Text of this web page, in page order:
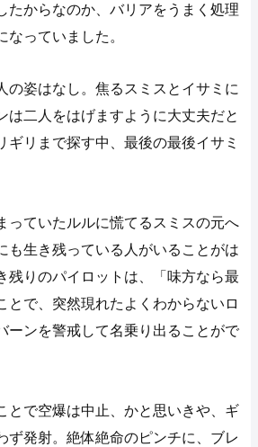
たからなのか、バリアをうまく処理
なっていました。
の姿はなし。焦るスミスとイサミに
は二人をはげますように大丈夫だと
ギリまで探す中、最後の最後イサミ
っていたルルに慌てるスミスの元へ
も生き残っている人がいることがは
残りのパイロットは、「味方なら最
とで、突然現れたよくわからないロ
ーンを警戒して名乗り出ることがで
とで空爆は中止、かと思いきや、ギ
ず発射。絶体絶命のピンチに、ブレ